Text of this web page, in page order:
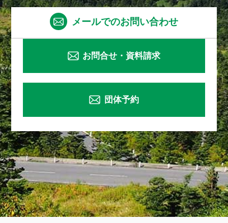
メールでのお問い合わせ
お問合せ・資料請求
団体予約